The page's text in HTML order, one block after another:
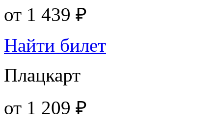
от 1 439 ₽
Найти билет
Плацкарт
от 1 209 ₽